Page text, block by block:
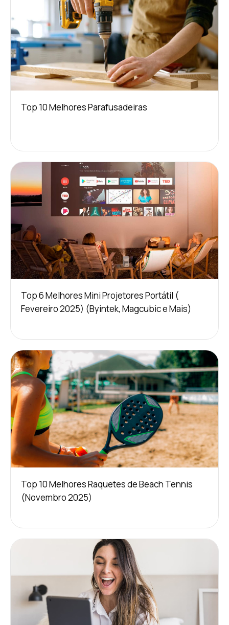
Top 10 Melhores Parafusadeiras
Top 6 Melhores Mini Projetores Portátil (
Fevereiro 2025) (Byintek, Magcubic e Mais)
Top 10 Melhores Raquetes de Beach Tennis
(Novembro 2025)